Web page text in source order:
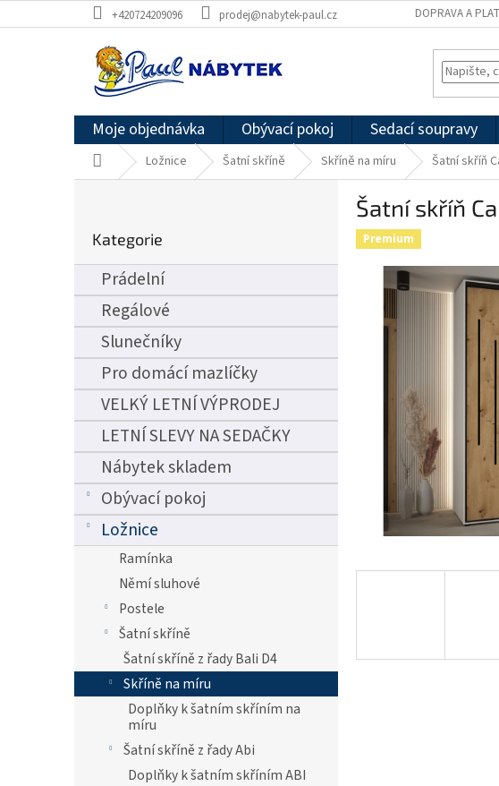
na
+420724209096 prodej@nabytek-paul.cz DOPRAVA A
Moje objednávka Obývací pokoj Sedací soupravy
Domů Ložnice Šatní skříně Skříně na míru Šatní skříň
r
n
p
a
e
kategorie
Kategorie
Prádelní
Regálové
Slunečníky
Pro domácí mazlíčky
VELKÝ LETNÍ VÝPRODEJ
LETNÍ SLEVY NA SEDAČKY
Nábytek skladem
Obývací pokoj
Ložnice
Ramínka
Němí sluhové
Postele
Šatní skříně
Šatní skříně z řady Bali D4
Skříně na míru
Doplňky k šatním skříním na
míru
Šatní skříně z řady Abi
Doplňky k šatním skříním ABI
Šatní skříň
Premium